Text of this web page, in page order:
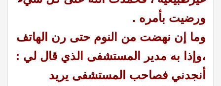
ورضيت بأمره .
وما إن نهضت من النوم حتى رن الهاتف
،وإذا به مدير المستشفى الذي قال لي :
أنجدني فصاحب المستشفى يريد